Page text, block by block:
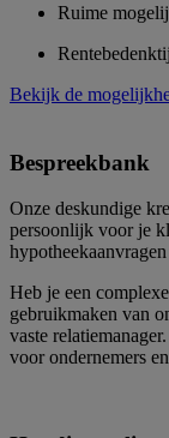
Ruime
Bekijk de
Bespreekbank
Onze deskundige
persoonlijk voor je
Heb je een
gebruikmaken van
vaste
voor ondernemers